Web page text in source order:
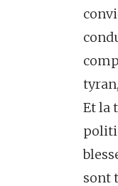
Et la
sont